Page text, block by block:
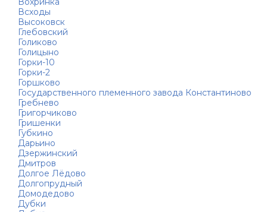
Всходы
Высоковск
Глебовский
Голиково
Голицыно
Горки-10
Горки-2
Горшково
Государственного племенного завода Константиново
Гребнево
Григорчиково
Гришенки
Губкино
Дарьино
Дзержинский
Дмитров
Долгое Лёдово
Долгопрудный
Домодедово
Дубки